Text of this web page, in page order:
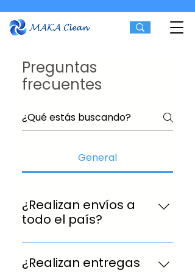
Preguntas
frecuentes
General
¿Realizan envíos a
todo el país?
No, realizamos envíos en zona
metropolitana de Nuevo León y
¿Realizan entregas